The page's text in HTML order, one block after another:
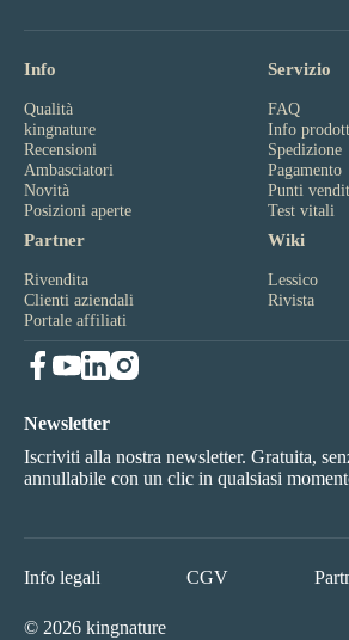
Info
Qualità
kingnature
Recensioni
Ambasciatori
Novità
Posizioni aperte
Servizio
FAQ
Info
Spedizione
Pagamento
Punti
Test vitali
Partner
Rivendita
Clienti aziendali
Portale affiliati
Wiki
Lessico
Rivista
Newsletter
Iscriviti alla nostra newsletter. Gratuita,
annullabile con un clic in qualsiasi
Info legali CGV
© 2026 kingnature